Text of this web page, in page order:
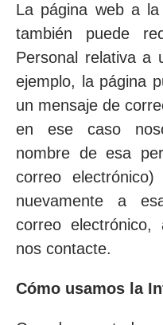
La página web a
también puede
Personal relativa a
ejemplo, la página
un mensaje de
en ese caso
nombre de esa
correo
nuevamente a
correo
nos contacte.
Cómo usamos la